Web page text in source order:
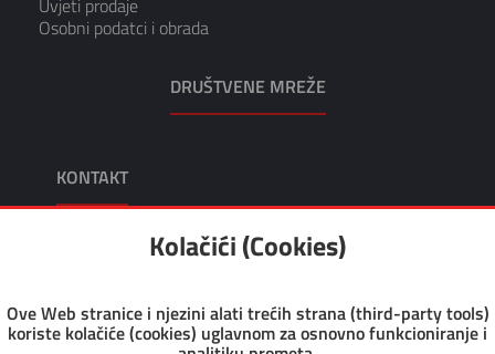
Uvjeti prodaje
Osobni podatci i obrada
DRUŠTVENE MREŽE
KONTAKT
KIKO TRGOVINA I USLUGE, VL. TOMISLAV KRUŠEC
Adresa: Dragutina Kunovića 10 49218 Pregrada
Fax: +385 49 376 008
Email: kiko@kiko.hr
Pon-Pet: 7.30 - 17.00
Kolačići (Cookies)
Ove Web stranice i njezini alati trećih strana (third-party tools)
koriste kolačiće (cookies) uglavnom za osnovno funkcioniranje i